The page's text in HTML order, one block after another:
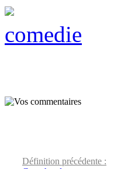
comedie
Définition précédente :